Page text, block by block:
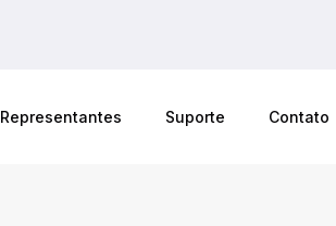
Representantes Suporte Contato